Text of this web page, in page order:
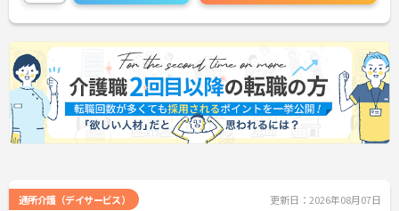
《おすすめポイント》
・残業ゼロ！プライベートとの両立が可能です☆
・2025年12月オープンの新しい施設です！
・穏やかな職場で、人間関係の良さが魅力です♪
・夜勤なしで生活リズムを安定して保てます◎
通所介護（デイサービス） 更新日：2026年08月07日